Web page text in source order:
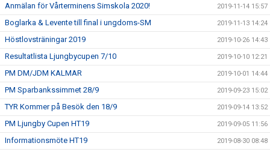
Anmälan för Vårterminens Simskola 2020! 2019-11-14 15:57
Boglarka & Levente till final i ungdoms-SM 2019-11-13 14:24
Höstlovsträningar 2019 2019-10-26 14:43
Resultatlista Ljungbycupen 7/10 2019-10-10 12:21
PM DM/JDM KALMAR 2019-10-01 14:44
PM Sparbankssimmet 28/9 2019-09-23 15:02
TYR Kommer på Besök den 18/9 2019-09-14 13:52
PM Ljungby Cupen HT19 2019-09-05 11:56
Informationsmöte HT19 2019-08-30 08:48